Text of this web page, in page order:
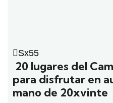
Sx55
20 lugares del
para disfrutar en
mano de 20xvinte